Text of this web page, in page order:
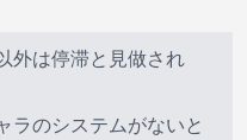
外は停滞と見做され
ラのシステムがないと